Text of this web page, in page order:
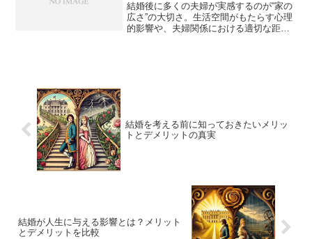
結婚後に多くの夫婦が実感するのが“家の
広さ”の大切さ。生活空間がもたらす心理
的影響や、夫婦関係における適切な距離
結婚を考える前に知っておきたいメリッ
トとデメリットの真実
結婚が人生に与える影響とは？メリット
とデメリットを比較